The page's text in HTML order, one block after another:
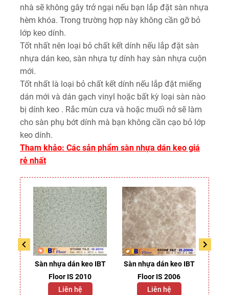
nhà sẽ không gây trở ngại nếu bạn lắp đặt sàn nhựa
hèm khóa. Trong trường hợp này không cần gỡ bỏ
lớp keo dính.
Tốt nhất nên loại bỏ chất kết dính nếu lắp đặt sàn
nhựa dán keo, sàn nhựa tự dính hay sàn nhựa cuộn
mới.
Tốt nhất là loại bỏ chất kết dính nếu lắp đặt miếng
dán mới và dán gạch vinyl hoặc bất kỳ loại sàn nào
bị dính keo . Rắc mùn cưa và hoặc muối nở sẽ làm
cho sàn phụ bớt dính mà bạn không cần cạo bỏ lớp
keo dính.
Tham khảo: Các sản phẩm sàn nhựa dán keo giá
rẻ nhất
Sàn nhựa dán keo IBT
Floor IS 2010
Liên hệ
Sàn nhựa dán keo IBT
Floor IS 2006
Liên hệ